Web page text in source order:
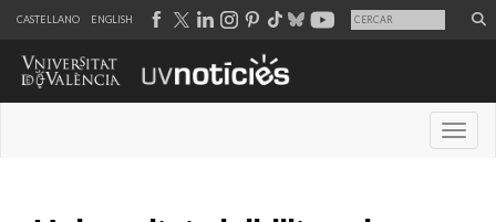
CASTELLANO ENGLISH